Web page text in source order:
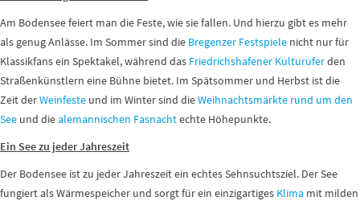
Am Bodensee feiert man die Feste, wie sie fallen. Und hierzu gibt es mehr
als genug Anlässe. Im Sommer sind die Bregenzer Festspiele nicht nur für
Klassikfans ein Spektakel, während das Friedrichshafener Kulturuferden
Straßenkünstlern eine Bühne bietet. Im Spätsommer und Herbst ist die
Zeit derWeinfeste und im Winter sind dieWeihnachtsmärkte rund um den
See und diealemannischen Fasnachtechte Höhepunkte.
Ein See zu jeder Jahreszeit
Der Bodensee ist zu jeder Jahreszeit ein echtes Sehnsuchtsziel. Der See
fungiert als Wärmespeicher und sorgt für ein einzigartiges Klima mit milden